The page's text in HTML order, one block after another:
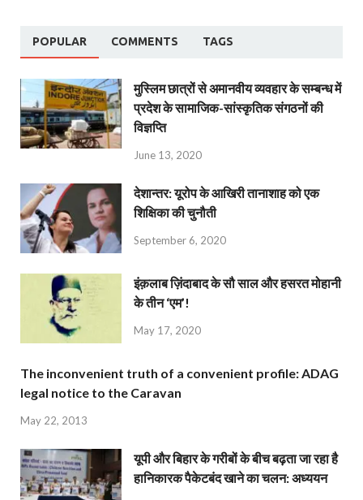
POPULAR COMMENTS TAGS
मुस्लिम छात्रों से अमानवीय व्यवहार के सम्बन्ध में
प्रदेश के सामाजिक-सांस्कृतिक संगठनों की
विज्ञप्ति
June 13, 2020
देशान्‍तर: यूरोप के आखिरी तानाशाह को एक
शिक्षिका की चुनौती
September 6, 2020
इंक़लाब ज़िंदाबाद के सौ साल और हसरत मोहानी
के तीन ‘एम’!
May 17, 2020
The inconvenient truth of a convenient profile: ADAG
legal notice to the Caravan
May 22, 2013
यूपी और बिहार के गरीबों के बीच बढ़ता जा रहा है
हानिकारक पैकेटबंद खाने का चलन: अध्ययन